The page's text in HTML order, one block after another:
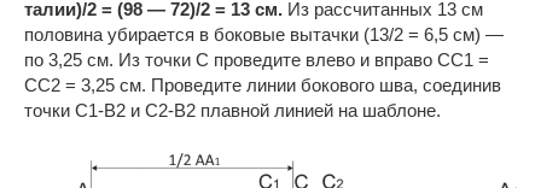
талии)/2 = (98 — 72)/2 = 13 см. Из рассчитанных 13 см
половина убирается в боковые вытачки (13/2 = 6,5 см) —
по 3,25 см. Из точки C проведите влево и вправо CC1 =
CC2 = 3,25 см. Проведите линии бокового шва, соединив
точки C1-B2 и C2-B2 плавной линией на шаблоне.